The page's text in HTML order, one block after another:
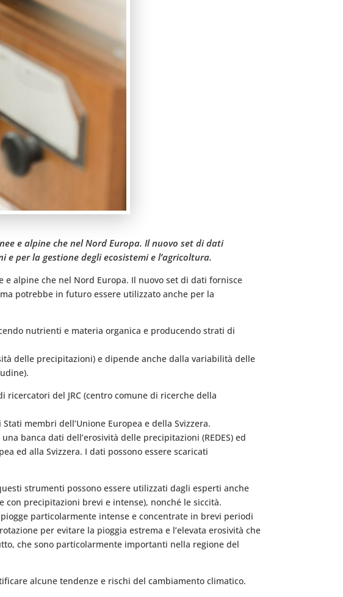
e alpine che nel Nord Europa. Il nuovo set di dati
per la gestione degli ecosistemi e l’agricoltura.
alpine che nel Nord Europa. Il nuovo set di dati fornisce
potrebbe in futuro essere utilizzato anche per la
nutrienti e materia organica e producendo strati di
delle precipitazioni) e dipende anche dalla variabilità delle
del JRC (centro comune di ricerche della
membri dell’Unione Europea e della Svizzera.
banca dati dell’erosività delle precipitazioni (REDES) ed
ed alla Svizzera. I dati possono essere scaricati
strumenti possono essere utilizzati dagli esperti anche
precipitazioni brevi e intense), nonché le siccità.
particolarmente intense e concentrate in brevi periodi
per evitare la pioggia estrema e l’elevata erosività che
che sono particolarmente importanti nella regione del
alcune tendenze e rischi del cambiamento climatico.